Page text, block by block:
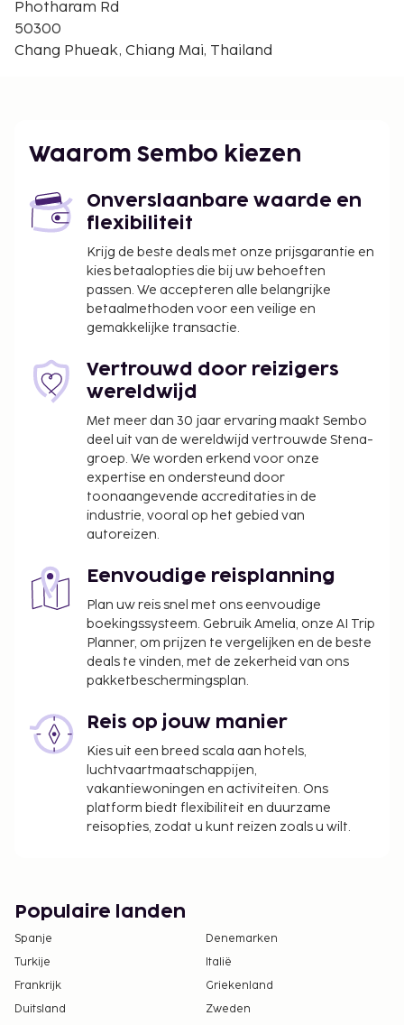
km
Museum voor insecten van de gehele wereld en
natuurwonderen - 2,3 km
Mae Ping River - 3,2 km
Chiang Mai Intl.) - 10,6 km
Enkele van de voorzieningen zijn een
bagageopslagruimte en een waterkoeler. Ter
plaatse heb je gratis parkeerplaatsen. De
accommodatie heeft een tuin waar je van het
uitzicht kunt genieten, maar profiteer ook van
Photharam Rd
50300
Chang Phueak, Chiang Mai, Thailand
Waarom Sembo kiezen
Onverslaanbare waarde en
flexibiliteit
Krijg de beste deals met onze prijsgarantie en
kies betaalopties die bij uw behoeften
passen. We accepteren alle belangrijke
betaalmethoden voor een veilige en
gemakkelijke transactie.
Vertrouwd door reizigers
wereldwijd
Met meer dan 30 jaar ervaring maakt Sembo
deel uit van de wereldwijd vertrouwde Stena-
groep. We worden erkend voor onze
expertise en ondersteund door
toonaangevende accreditaties in de
industrie, vooral op het gebied van
autoreizen.
Eenvoudige reisplanning
Plan uw reis snel met ons eenvoudige
boekingssysteem. Gebruik Amelia, onze AI Trip
Planner, om prijzen te vergelijken en de beste
deals te vinden, met de zekerheid van ons
pakketbeschermingsplan.
Reis op jouw manier
Kies uit een breed scala aan hotels,
luchtvaartmaatschappijen,
vakantiewoningen en activiteiten. Ons
platform biedt flexibiliteit en duurzame
reisopties, zodat u kunt reizen zoals u wilt.
Populaire landen
Spanje
Denemarken
Turkije
Italië
Frankrijk
Griekenland
Duitsland
Zweden